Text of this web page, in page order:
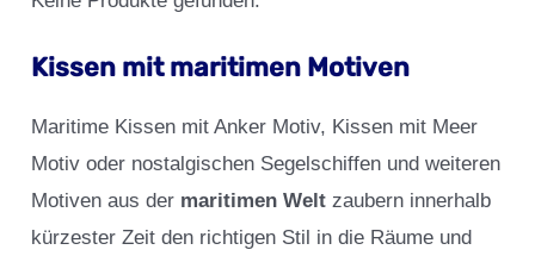
Kissen mit maritimen Motiven
Maritime Kissen mit Anker Motiv, Kissen mit Meer
Motiv oder nostalgischen Segelschiffen und weiteren
Motiven aus der maritimen Weltzaubern innerhalb
kürzester Zeit den richtigen Stil in die Räume und